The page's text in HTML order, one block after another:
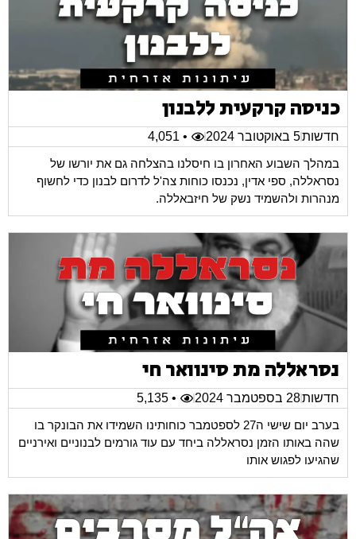
כניסה קרקעית ללבנון
חדשות5 באוקטובר 2024
• 4,051
במהלך השבוע האחרון בו חיסלנו בהצלחה גם את יורשו של
נסראללה, ספי אדין, נכנסו כוחות צה'ל לדרום לבנון כדי לחשוף
מנהרות ולהשמיד נשק של חיזבאללה.
נסראללה מת סינוואר חי
חדשות28 בספטמבר 2024
• 5,135
בערב יום שישי ה27 לספטמבר כוחותינו השמידו את הבונקר בו
שהה באותו הזמן נסראללה ביחד עם עוד גורמים לבנוניים ואירניים
שהגיעו לפגוש אותו